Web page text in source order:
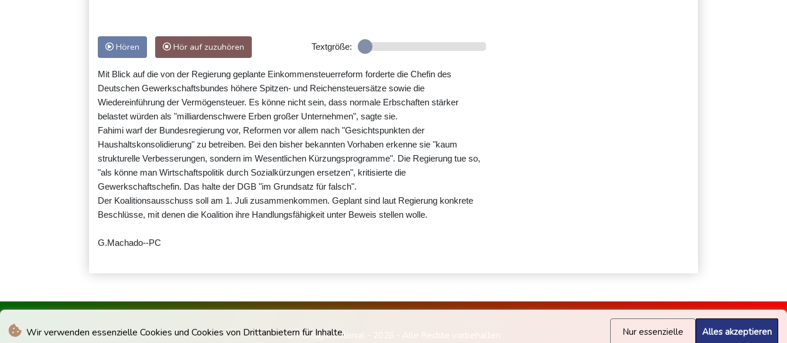
Wir verwenden essenzielle Cookies und Cookies von Drittanbietern für Inhalte. Nur essenzielle Alles akzeptieren
Hören Hör auf zuzuhören Textgröße:
Mit Blick auf die von der Regierung geplante Einkommensteuerreform forderte die Chefin des
Deutschen Gewerkschaftsbundes höhere Spitzen- und Reichensteuersätze sowie die
Wiedereinführung der Vermögensteuer. Es könne nicht sein, dass normale Erbschaften stärker
belastet würden als "milliardenschwere Erben großer Unternehmen", sagte sie.
Fahimi warf der Bundesregierung vor, Reformen vor allem nach "Gesichtspunkten der
Haushaltskonsolidierung" zu betreiben. Bei den bisher bekannten Vorhaben erkenne sie "kaum
strukturelle Verbesserungen, sondern im Wesentlichen Kürzungsprogramme". Die Regierung tue so,
"als könne man Wirtschaftspolitik durch Sozialkürzungen ersetzen", kritisierte die
Gewerkschaftschefin. Das halte der DGB "im Grundsatz für falsch".
Der Koalitionsausschuss soll am 1. Juli zusammenkommen. Geplant sind laut Regierung konkrete
Beschlüsse, mit denen die Koalition ihre Handlungsfähigkeit unter Beweis stellen wolle.
G.Machado--PC
© Portugal Colonial - 2026 - Alle Rechte vorbehalten